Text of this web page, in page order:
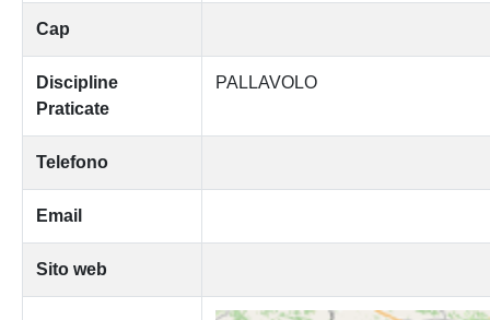
Cap
Discipline
Praticate
PALLAVOLO
Telefono
Email
Sito web